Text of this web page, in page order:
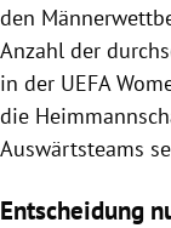
den
Anzahl der
in der UEFA
die
Auswärtsteams
Entscheidung